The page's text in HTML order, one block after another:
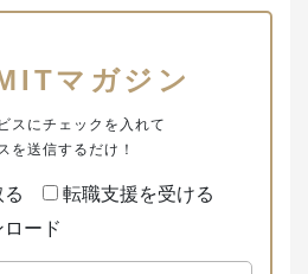
マガジン
スにチェックを入れて
を送信するだけ！
転職支援を受ける
ード